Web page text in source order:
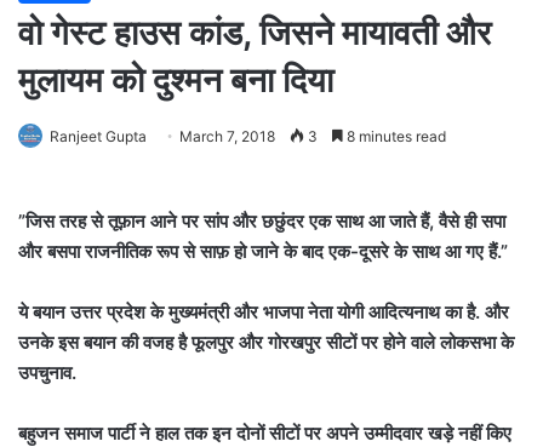
वो गेस्ट हाउस कांड, जिसने मायावती और
मुलायम को दुश्मन बना दिया
Ranjeet Gupta March 7, 2018 3 8 minutes read
”जिस तरह से तूफ़ान आने पर सांप और छछुंदर एक साथ आ जाते हैं, वैसे ही सपा
और बसपा राजनीतिक रूप से साफ़ हो जाने के बाद एक-दूसरे के साथ आ गए हैं.”
ये बयान उत्तर प्रदेश के मुख्यमंत्री और भाजपा नेता योगी आदित्यनाथ का है. और
उनके इस बयान की वजह है फूलपुर और गोरखपुर सीटों पर होने वाले लोकसभा के
उपचुनाव.
बहुजन समाज पार्टी ने हाल तक इन दोनों सीटों पर अपने उम्मीदवार खड़े नहीं किए